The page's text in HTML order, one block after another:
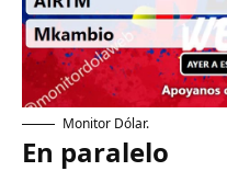
Monitor Dólar.
En paralelo